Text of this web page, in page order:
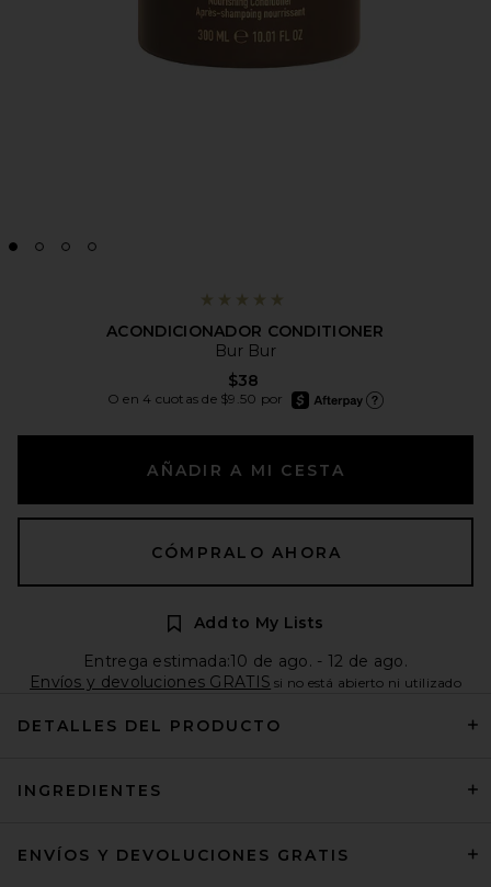
ACONDICIONADOR CONDITIONER
Bur Bur
$38
O en 4 cuotas de $9.50 por
afterpay
AÑADIR A MI CESTA
CÓMPRALO AHORA
Add to My Lists
Entrega estimada:10 de ago. - 12 de ago.
Envíos y devoluciones GRATIS si no está abierto ni utilizado
DETALLES DEL PRODUCTO
INGREDIENTES
ENVÍOS Y DEVOLUCIONES GRATIS